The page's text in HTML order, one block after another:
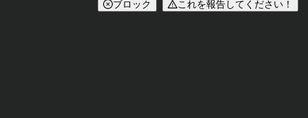
ブロック これを報告してください！